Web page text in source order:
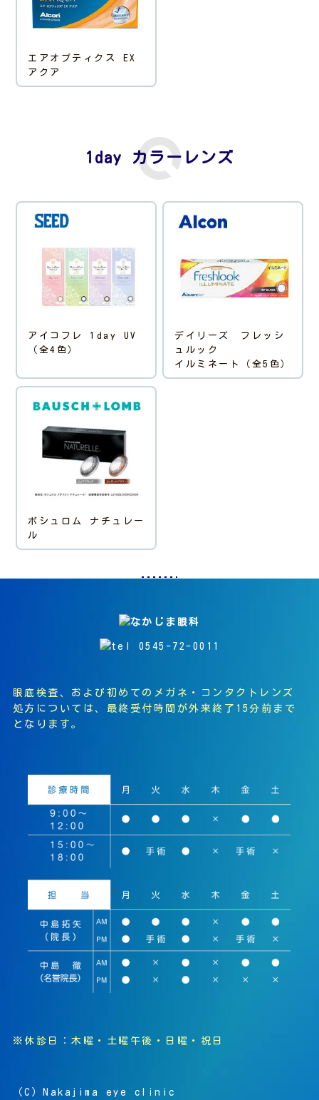
エアオプティクス EX
アクア
1day カラーレンズ
アイコフレ 1day UV
（全4色）
デイリーズ フレッシ
ュルック
イルミネート（全5色）
ボシュロム ナチュレー
ル
眼底検査、および初めてのメガネ・コンタクトレンズ
処方については、最終受付時間が外来終了15分前まで
となります。
※休診日：木曜・土曜午後・日曜・祝日
（C）Nakajima eye clinic